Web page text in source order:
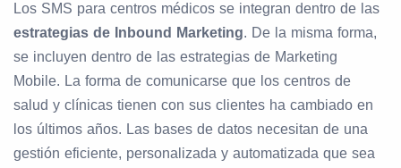
Los SMS para centros médicos se integran dentro de las
estrategias de Inbound Marketing. De la misma forma,
se incluyen dentro de las estrategias de Marketing
Mobile. La forma de comunicarse que los centros de
salud y clínicas tienen con sus clientes ha cambiado en
los últimos años. Las bases de datos necesitan de una
gestión eficiente, personalizada y automatizada que sea